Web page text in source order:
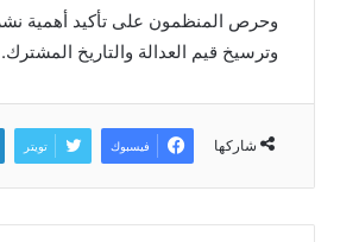
وحرص المنظمون على تأكيد أهمية نشر
وترسيخ قيم العدالة والتاريخ المشترك.
شاركها فيسبوك تويتر